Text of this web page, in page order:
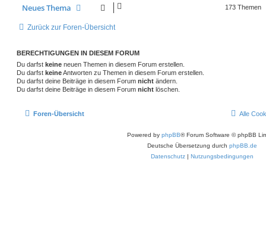
Neues Thema 173 Themen
Zurück zur Foren-Übersicht
BERECHTIGUNGEN IN DIESEM FORUM
Du darfst keine neuen Themen in diesem Forum erstellen.
Du darfst keineAntworten zu Themen in diesem Forum erstellen.
Du darfst deine Beiträge in diesem Forum nicht ändern.
Du darfst deine Beiträge in diesem Forum nicht löschen.
Foren-Übersicht Alle
Powered by phpBB® Forum Software © phpBB
Deutsche Übersetzung durch phpBB.de
Datenschutz
Nutzungsbedingungen